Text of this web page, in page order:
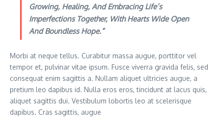
Growing, Healing, And Embracing Life’s
Imperfections Together, With Hearts Wide Open
And Boundless Hope.”
Morbi at neque tellus. Curabitur massa augue, porttitor vel
tempor et, pulvinar vitae ipsum. Fusce viverra gravida felis, sed
consequat enim sagittis a. Nullam aliquet ultricies augue, a
pretium leo dapibus id. Nulla eros eros, tincidunt at lacus quis,
aliquet sagittis dui. Vestibulum lobortis leo at scelerisque
dapibus. Cras sagittis, augue